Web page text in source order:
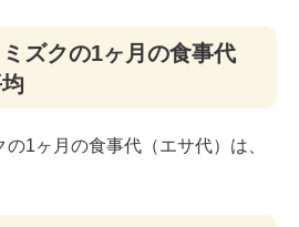
ズクの1ヶ月の食事代
1ヶ月の食事代（エサ代）は、